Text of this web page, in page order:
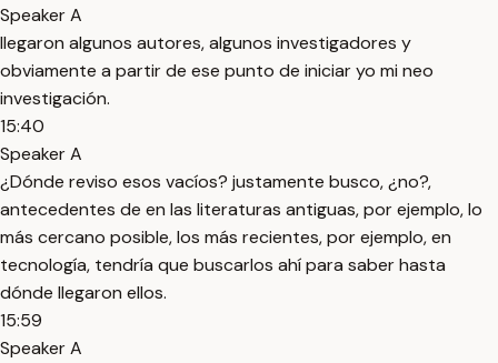
Speaker A
llegaron algunos autores, algunos investigadores y
obviamente a partir de ese punto de iniciar yo mi neo
investigación.
15:40
Speaker A
¿Dónde reviso esos vacíos? justamente busco, ¿no?,
antecedentes de en las literaturas antiguas, por ejemplo, lo
más cercano posible, los más recientes, por ejemplo, en
tecnología, tendría que buscarlos ahí para saber hasta
dónde llegaron ellos.
15:59
Speaker A